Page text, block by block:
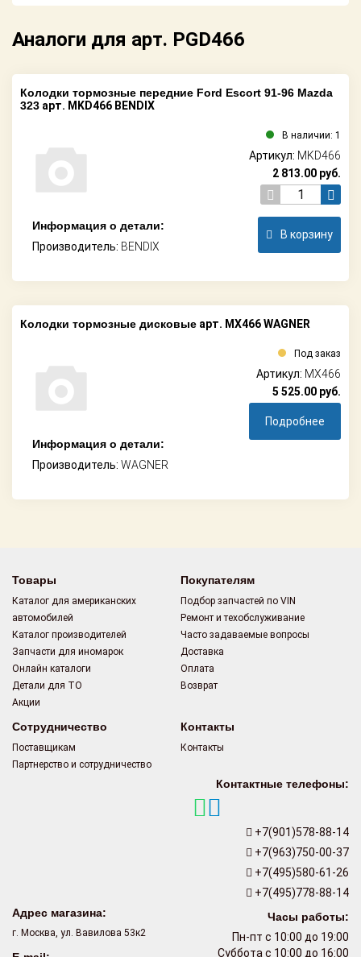
Новости
Как оформить
Контакты
Аналоги для арт. PGD466
Колодки тормозные дисковые арт. MX466 WAGNER
Информация о детали:
Производитель: WAGNER
Под заказ
Артикул: MX466
5 525.00 руб.
Подробнее
Колодки тормозные передние Ford Escort 91-96 Mazda
323 арт. MKD466 BENDIX
Информация о детали:
Производитель: BENDIX
В наличии: 1
Артикул: MKD466
2 813.00 руб.
В корзину
Товары
Каталог для американских
автомобилей
Каталог производителей
Запчасти для иномарок
Онлайн каталоги
Детали для ТО
Акции
Покупателям
Подбор запчастей по VIN
Ремонт и техобслуживание
Часто задаваемые вопросы
Доставка
Оплата
Возврат
Сотрудничество
Поставщикам
Партнерство и сотрудничество
Контакты
Контакты
Контактные телефоны:
+7(901)578-88-14
+7(963)750-00-37
+7(495)580-61-26
+7(495)778-88-14
Часы работы:
Пн-пт с 10:00 до 19:00
Суббота с 10:00 до 16:00
Адрес магазина:
г. Москва, ул. Вавилова 53к2